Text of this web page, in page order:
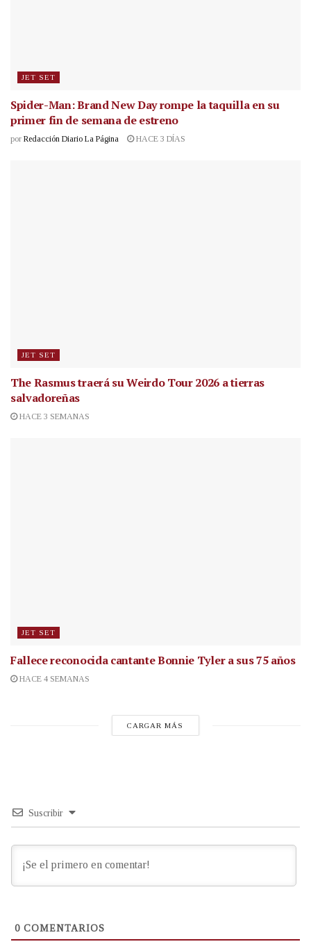
JET SET
Spider-Man: Brand New Day rompe la taquilla en su
primer fin de semana de estreno
por Redacción Diario La Página HACE 3 DÍAS
JET SET
The Rasmus traerá su Weirdo Tour 2026 a tierras
salvadoreñas
HACE 3 SEMANAS
JET SET
Fallece reconocida cantanteBonnie Tyler a sus 75 años
HACE 4 SEMANAS
CARGAR MÁS
Suscribir
0 COMENTARIOS